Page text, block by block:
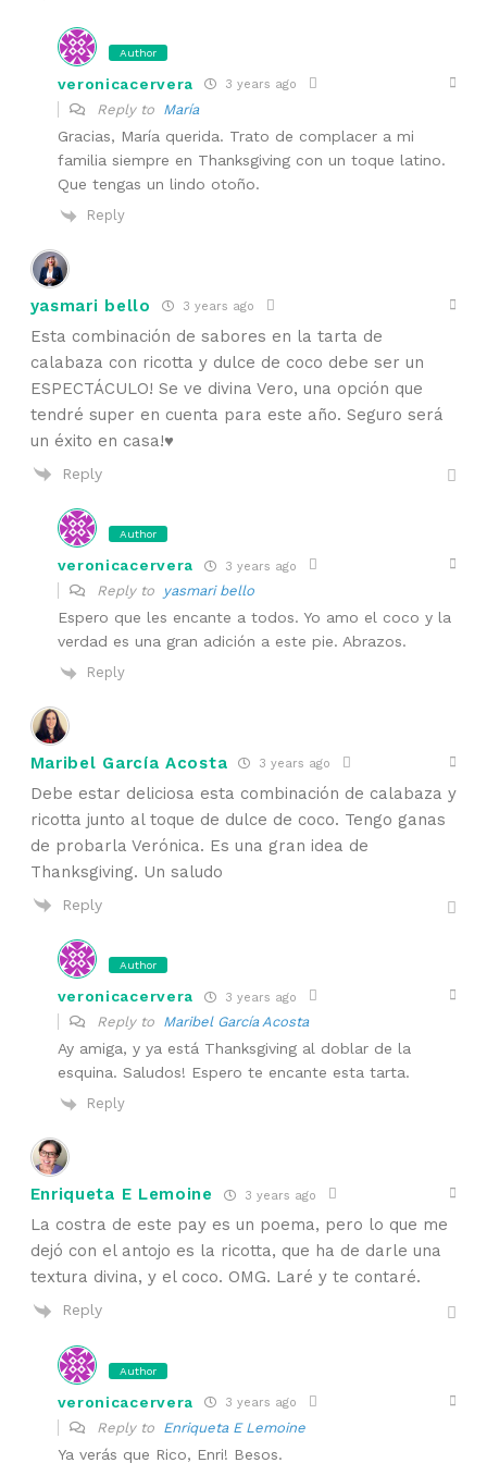
Author
veronicacervera 3 years ago
Reply to María
Gracias, María querida. Trato de complacer a mi
familia siempre en Thanksgiving con un toque latino.
Que tengas un lindo otoño.
Reply
yasmari bello 3 years ago
Esta combinación de sabores en la tarta de
calabaza con ricotta y dulce de coco debe ser un
ESPECTÁCULO! Se ve divina Vero, una opción que
tendré super en cuenta para este año. Seguro será
un éxito en casa!♥
Reply
Author
veronicacervera 3 years ago
Reply to yasmari bello
Espero que les encante a todos. Yo amo el coco y la
verdad es una gran adición a este pie. Abrazos.
Reply
Maribel García Acosta 3 years ago
Debe estar deliciosa esta combinación de calabaza y
ricotta junto al toque de dulce de coco. Tengo ganas
de probarla Verónica. Es una gran idea de
Thanksgiving. Un saludo
Reply
Author
veronicacervera 3 years ago
Reply to Maribel García Acosta
Ay amiga, y ya está Thanksgiving al doblar de la
esquina. Saludos! Espero te encante esta tarta.
Reply
Enriqueta E Lemoine 3 years ago
La costra de este pay es un poema, pero lo que me
dejó con el antojo es la ricotta, que ha de darle una
textura divina, y el coco. OMG. Laré y te contaré.
Reply
Author
veronicacervera 3 years ago
Reply to Enriqueta E Lemoine
Ya verás que Rico, Enri! Besos.